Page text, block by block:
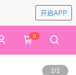
开启APP
0
1/1